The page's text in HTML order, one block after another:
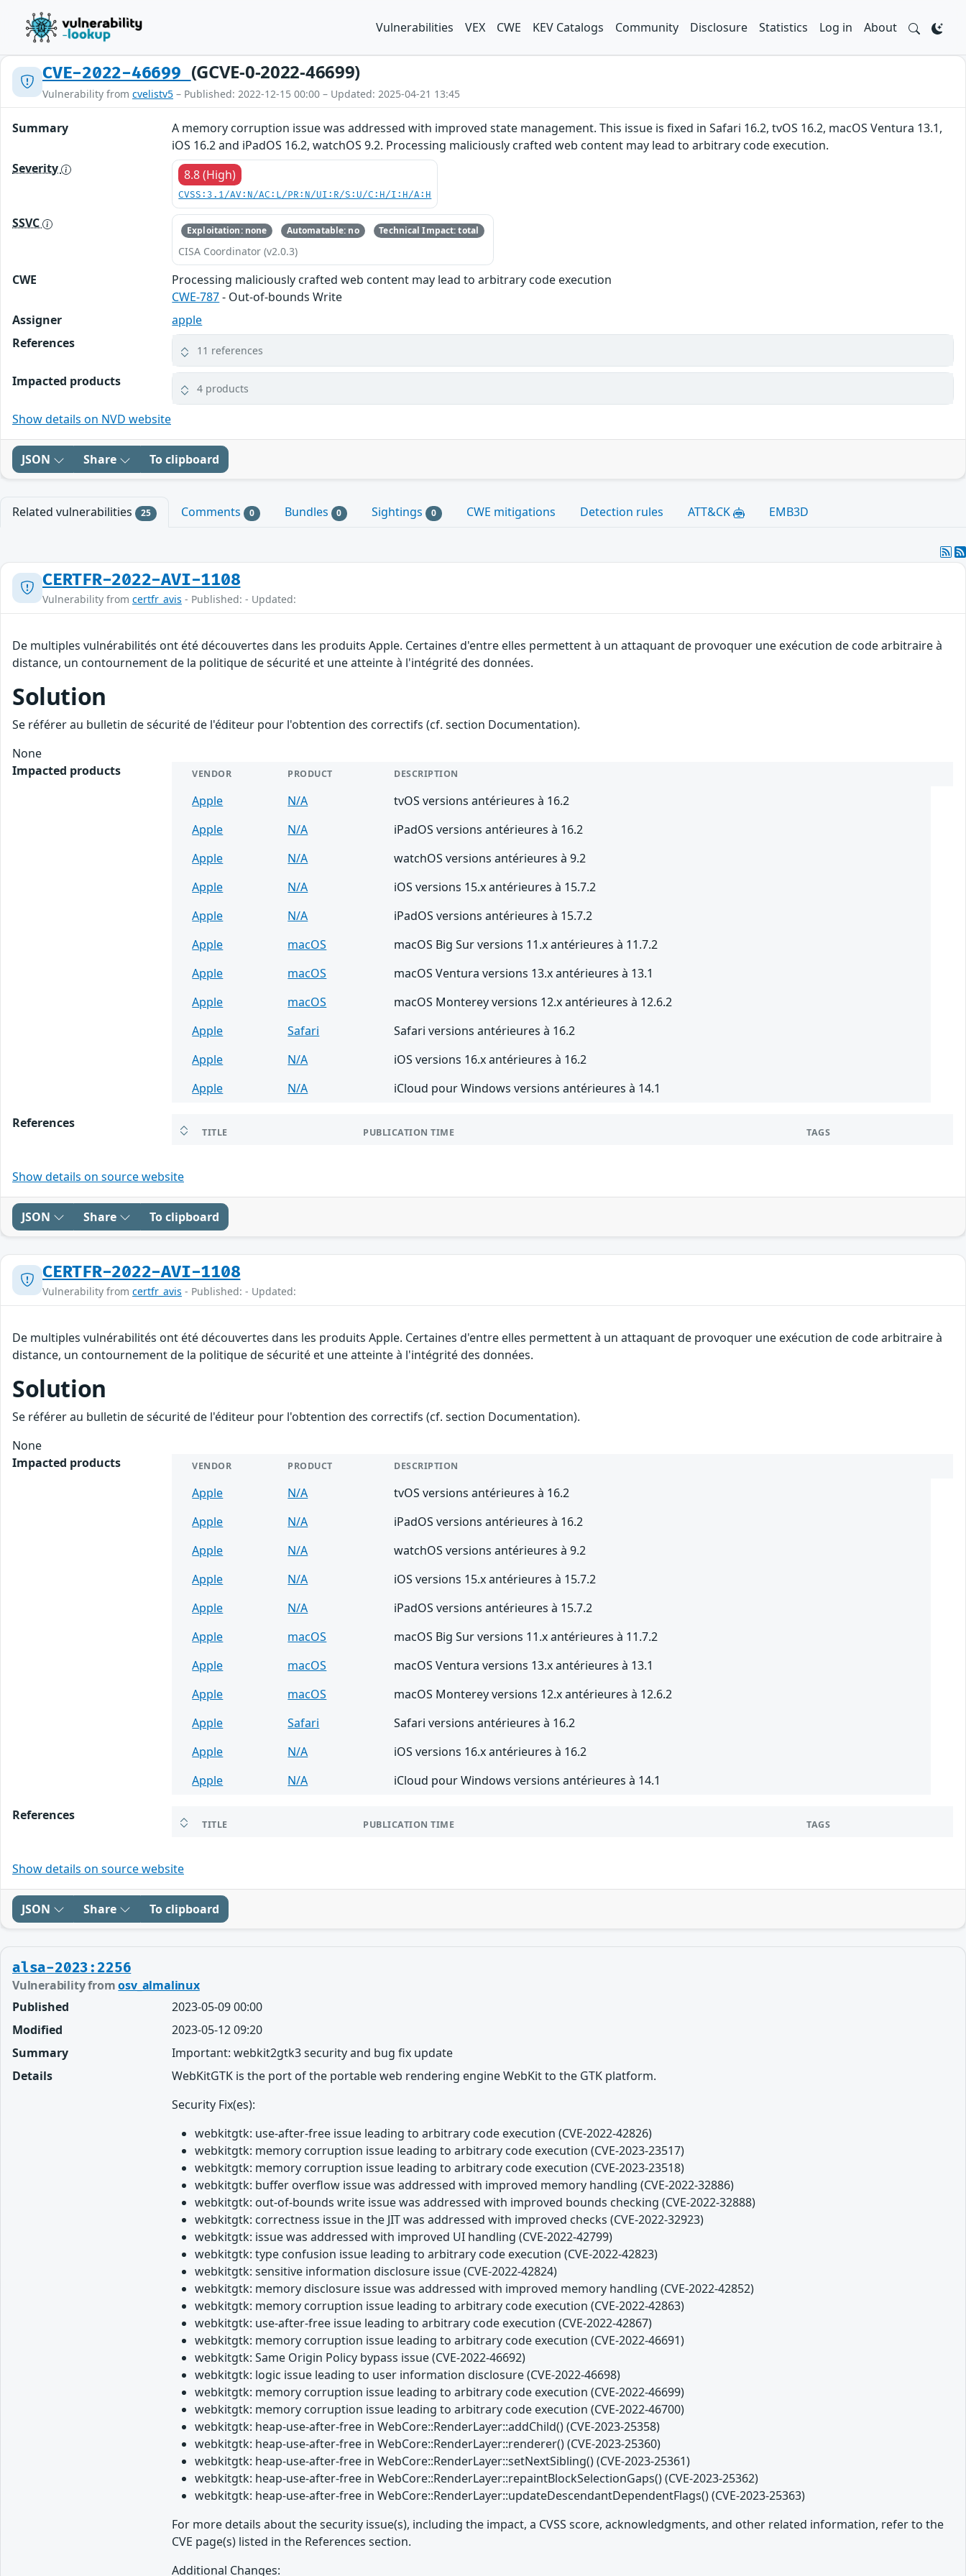
Vulnerabilities VEX CWE KEV Catalogs Community Disclosure Statistics Log in About
CVE-2022-46699 (GCVE-0-2022-46699)
Vulnerability from cvelistv5 – Published: 2022-12-15 00:00 – Updated: 2025-04-21 13:45
Summary
A memory corruption issue was addressed with improved state management. This issue is fixed in Safari 16.2, tvOS 16.2, macOS Ventura 13.1,
iOS 16.2 and iPadOS 16.2, watchOS 9.2. Processing maliciously crafted web content may lead to arbitrary code execution.
Severity
8.8 (High)
CVSS:3.1/AV:N/AC:L/PR:N/UI:R/S:U/C:H/I:H/A:H
SSVC Exploitation: none Automatable: no Technical Impact: total
CISA Coordinator (v2.0.3)
CWE
Processing maliciously crafted web content may lead to arbitrary code execution
CWE-787- Out-of-bounds Write
Assigner
apple
References
11 references
Impacted products 4 products
Show details on NVD website
JSON Share To clipboard
Related vulnerabilities 25 Comments 0 Bundles 0 Sightings 0 CWE mitigations Detection rules ATT&CK EMB3D
CERTFR-2022-AVI-1108
Vulnerability from certfr_avis - Published: - Updated:
De multiples vulnérabilités ont été découvertes dans les produits Apple. Certaines d'entre elles permettent à un attaquant de provoquer une exécution de code arbitraire à
distance, un contournement de la politique de sécurité et une atteinte à l'intégrité des données.
Solution
Se référer au bulletin de sécurité de l'éditeur pour l'obtention des correctifs (cf. section Documentation).
None
Impacted products
VENDOR PRODUCT DESCRIPTION
Apple N/A
tvOS versions antérieures à 16.2
Apple
N/A
iPadOS versions antérieures à 16.2
Apple
N/A
watchOS versions antérieures à 9.2
Apple
N/A
iOS versions 15.x antérieures à 15.7.2
Apple
N/A
iPadOS versions antérieures à 15.7.2
Apple
macOS
macOS Big Sur versions 11.x antérieures à 11.7.2
Apple
macOS
macOS Ventura versions 13.x antérieures à 13.1
Apple
macOS
macOS Monterey versions 12.x antérieures à 12.6.2
Apple
Safari
Safari versions antérieures à 16.2
Apple
N/A
iOS versions 16.x antérieures à 16.2
Apple
N/A iCloud pour Windows versions antérieures à 14.1
References
TITLE PUBLICATION TIME TAGS
Show details on source website
JSON Share To clipboard
CERTFR-2022-AVI-1108
Vulnerability from certfr_avis - Published: - Updated:
De multiples vulnérabilités ont été découvertes dans les produits Apple. Certaines d'entre elles permettent à un attaquant de provoquer une exécution de code arbitraire à
distance, un contournement de la politique de sécurité et une atteinte à l'intégrité des données.
Solution
Se référer au bulletin de sécurité de l'éditeur pour l'obtention des correctifs (cf. section Documentation).
None
Impacted products
VENDOR PRODUCT DESCRIPTION
Apple N/A
tvOS versions antérieures à 16.2
Apple
N/A
iPadOS versions antérieures à 16.2
Apple
N/A
watchOS versions antérieures à 9.2
Apple
N/A
iOS versions 15.x antérieures à 15.7.2
Apple
N/A
iPadOS versions antérieures à 15.7.2
Apple
macOS
macOS Big Sur versions 11.x antérieures à 11.7.2
Apple
macOS
macOS Ventura versions 13.x antérieures à 13.1
Apple
macOS
macOS Monterey versions 12.x antérieures à 12.6.2
Apple
Safari
Safari versions antérieures à 16.2
Apple
N/A
iOS versions 16.x antérieures à 16.2
Apple
N/A iCloud pour Windows versions antérieures à 14.1
References
TITLE PUBLICATION TIME TAGS
Show details on source website
JSON Share To clipboard
alsa-2023:2256
Vulnerability fromosv_almalinux
Published
2023-05-09 00:00
Modified
2023-05-12 09:20
Summary
Important: webkit2gtk3 security and bug fix update
Details
WebKitGTK is the port of the portable web rendering engine WebKit to the GTK platform.
Security Fix(es):
webkitgtk: use-after-free issue leading to arbitrary code execution (CVE-2022-42826)
webkitgtk: memory corruption issue leading to arbitrary code execution (CVE-2023-23517)
webkitgtk: memory corruption issue leading to arbitrary code execution (CVE-2023-23518)
webkitgtk: buffer overflow issue was addressed with improved memory handling (CVE-2022-32886)
webkitgtk: out-of-bounds write issue was addressed with improved bounds checking (CVE-2022-32888)
webkitgtk: correctness issue in the JIT was addressed with improved checks (CVE-2022-32923)
webkitgtk: issue was addressed with improved UI handling (CVE-2022-42799)
webkitgtk: type confusion issue leading to arbitrary code execution (CVE-2022-42823)
webkitgtk: sensitive information disclosure issue (CVE-2022-42824)
webkitgtk: memory disclosure issue was addressed with improved memory handling (CVE-2022-42852)
webkitgtk: memory corruption issue leading to arbitrary code execution (CVE-2022-42863)
webkitgtk: use-after-free issue leading to arbitrary code execution (CVE-2022-42867)
webkitgtk: memory corruption issue leading to arbitrary code execution (CVE-2022-46691)
webkitgtk: Same Origin Policy bypass issue (CVE-2022-46692)
webkitgtk: logic issue leading to user information disclosure (CVE-2022-46698)
webkitgtk: memory corruption issue leading to arbitrary code execution (CVE-2022-46699)
webkitgtk: memory corruption issue leading to arbitrary code execution (CVE-2022-46700)
webkitgtk: heap-use-after-free in WebCore::RenderLayer::addChild() (CVE-2023-25358)
webkitgtk: heap-use-after-free in WebCore::RenderLayer::renderer() (CVE-2023-25360)
webkitgtk: heap-use-after-free in WebCore::RenderLayer::setNextSibling() (CVE-2023-25361)
webkitgtk: heap-use-after-free in WebCore::RenderLayer::repaintBlockSelectionGaps() (CVE-2023-25362)
webkitgtk: heap-use-after-free in WebCore::RenderLayer::updateDescendantDependentFlags() (CVE-2023-25363)
For more details about the security issue(s), including the impact, a CVSS score, acknowledgments, and other related information, refer to the
CVE page(s) listed in the References section.
Additional Changes: